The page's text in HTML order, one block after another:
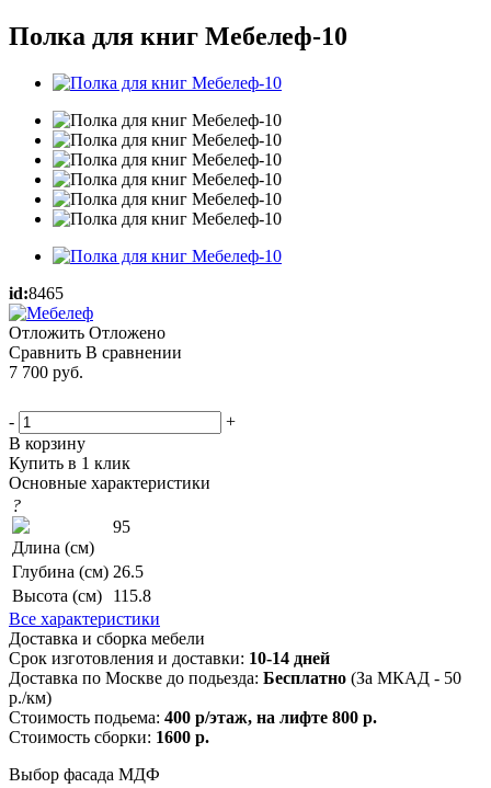
Полка для книг Мебелеф-10
id:8465
Отложить Отложено
Сравнить В сравнении
7 700 руб.
-
+
В корзину
Купить в 1 клик
Основные характеристики
?
Длина (см)
95
Глубина (см) 26.5
Высота (см)
115.8
Все характеристики
Доставка и сборка мебели
Срок изготовления и доставки: 10-14 дней
Доставка по Москве до подьезда: Бесплатно (За МКАД - 50
р./км)
Стоимость подьема: 400 р/этаж, на лифте 800 р.
Стоимость сборки: 1600 р.
Выбор фасада МДФ